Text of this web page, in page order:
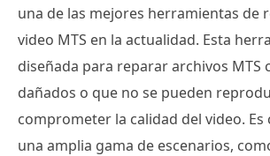
una de las mejores herramientas de
video MTS en la actualidad. Esta
diseñada para reparar archivos MTS
dañados o que no se pueden
comprometer la calidad del video.
una amplia gama de escenarios,